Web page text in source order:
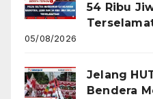
54 Ribu
05/08/2026
Jelang
Bendera